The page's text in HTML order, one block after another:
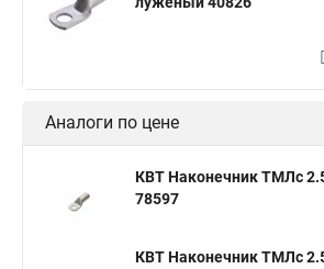
Аналоги по цене
КВТ Наконечник ТМЛс
78597
КВТ Наконечник ТМЛс